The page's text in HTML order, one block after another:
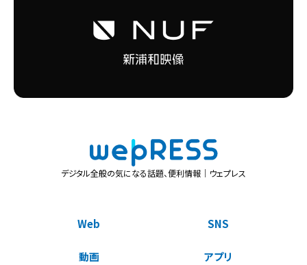
デジタル全般の気になる話題、便利情報｜ウェプレス
Web SNS
動画 アプリ